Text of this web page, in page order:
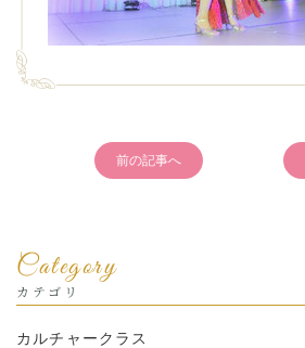
前の記事へ
Category
カテゴリ
カルチャークラス